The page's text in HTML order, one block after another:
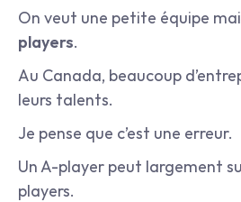
On veut une petite équipe
players.
Au Canada, beaucoup
leurs talents.
Je pense que c’est une erreur.
Un A-player peut largement
players.